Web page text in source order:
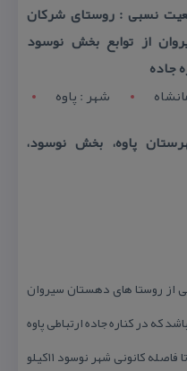
نسبی : روستای شركان
از توابع بخش نوسود
جاده
شهر : پاوه
پاوه، بخش نوسود،
از روستا های دهستان سیروان
كه در كناره جاده ارتباطی پاوه
– نودشه قرار گرفته است كه فاصله آن تا فاصله كانونی شهر نوسود ۱۱كیلو